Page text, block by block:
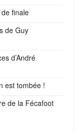
finale
de Guy
d’André
est tombée !
de la Fécafoot